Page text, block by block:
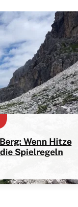
Wenn Hitze
Spielregeln